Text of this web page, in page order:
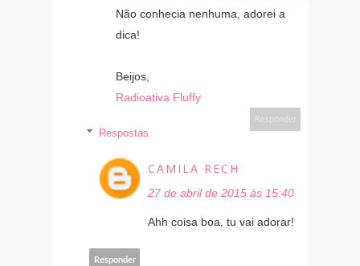
Não conhecia nenhuma, adorei a
dica!
Beijos,
Radioativa Fluffy
Responder
Respostas
CAMILA RECH
27 de abril de 2015 às 15:40
Ahh coisa boa, tu vai adorar!
Responder